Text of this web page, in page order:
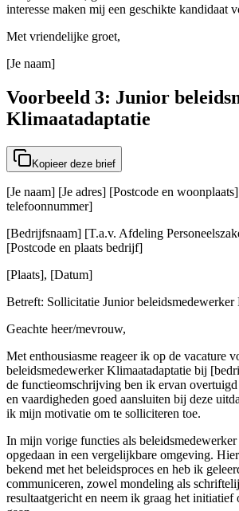
interesse maken mij een geschikte kandidaat
Met vriendelijke groet,
[Je naam]
Voorbeeld 3: Junior
Klimaatadaptatie
Kopieer deze brief
[Je naam] [Je adres] [Postcode en
telefoonnummer]
[Bedrijfsnaam] [T.a.v. Afdeling
[Postcode en plaats bedrijf]
[Plaats], [Datum]
Betreft: Sollicitatie Junior beleidsmedewerker
Geachte heer/mevrouw,
Met enthousiasme reageer ik op de vacature
beleidsmedewerker Klimaatadaptatie bij
de functieomschrijving ben ik ervan
en vaardigheden goed aansluiten bij deze
ik mijn motivatie om te solliciteren toe.
In mijn vorige functies als
opgedaan in een vergelijkbare omgeving.
bekend met het beleidsproces en heb ik
communiceren, zowel mondeling als
resultaatgericht en neem ik graag het initiatief